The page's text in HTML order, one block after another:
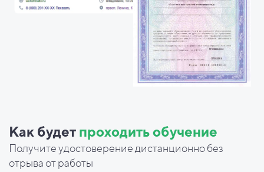
Как будет проходить обучение
Получите удостоверение дистанционно без
отрыва от работы